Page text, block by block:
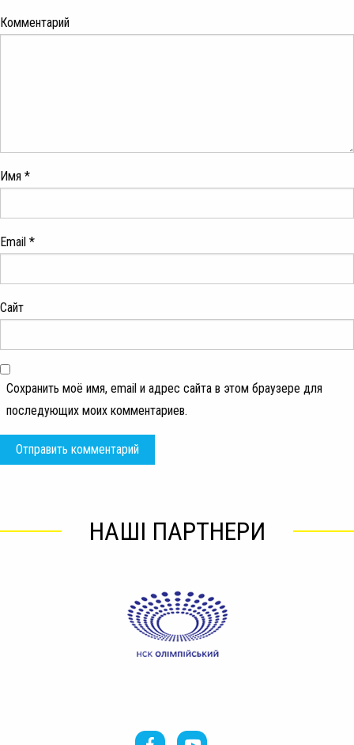
Комментарий
Имя *
Email *
Сайт
Сохранить моё имя, email и адрес сайта в этом браузере для
последующих моих комментариев.
НАШІ ПАРТНЕРИ